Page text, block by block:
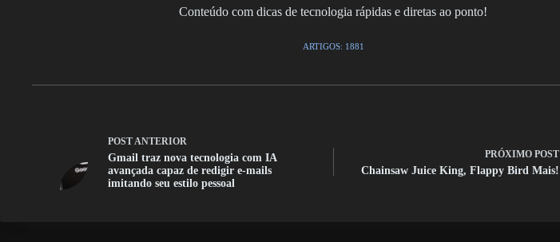
Conteúdo com dicas de tecnologia rápidas e diretas ao ponto!
ARTIGOS: 1881
POSTANTERIOR
Gmail traz nova tecnologia com IA
avançada capaz de redigir e-mails
imitando seu estilo pessoal
PRÓXIMO POST
Chainsaw Juice King, Flappy Bird Mais!